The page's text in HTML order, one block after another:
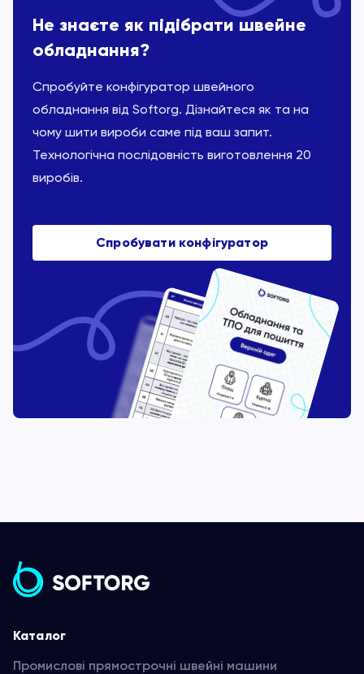
Не знаєте як підібрати швейне
обладнання?
Спробуйте конфігуратор швейного
обладнання від Softorg. Дізнайтеся як та на
чому шити вироби саме під ваш запит.
Технологічна послідовність виготовлення 20
виробів.
Спробувати конфігуратор
Каталог
Промислові прямострочні швейні машини